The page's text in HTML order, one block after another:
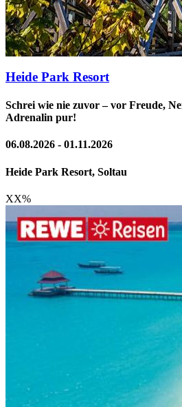
Heide Park Resort
Schrei wie nie zuvor – vor Freude,
Adrenalin pur!
06.08.2026 - 01.11.2026
Heide Park Resort, Soltau
XX%